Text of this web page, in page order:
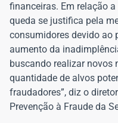
financeiras. Em relação
queda se justifica pela
consumidores devido ao
aumento da
buscando realizar novos
quantidade de alvos
fraudadores”, diz o
Prevenção à Fraude da